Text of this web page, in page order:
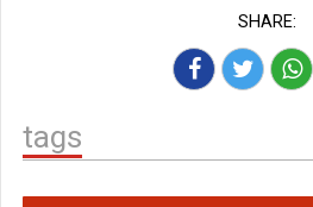
SHARE:
tags